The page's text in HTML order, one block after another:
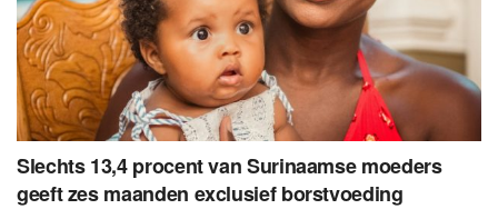
Slechts 13,4 procent van Surinaamse moeders
geeft zes maanden exclusief borstvoeding